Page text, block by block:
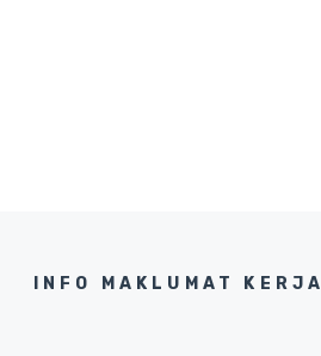
INFO MAKLUMAT KERJA